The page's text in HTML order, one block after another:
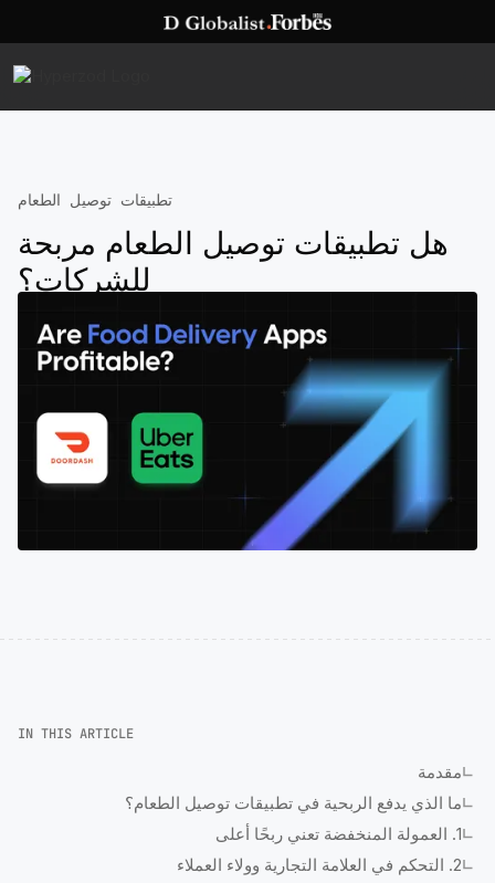
تطبيقات توصيل الطعام
هل تطبيقات توصيل الطعام مربحة
للشركات؟
IN THIS ARTICLE
مقدمة
ما الذي يدفع الربحية في تطبيقات توصيل الطعام؟
1. العمولة المنخفضة تعني ربحًا أعلى
2. التحكم في العلامة التجارية وولاء العملاء